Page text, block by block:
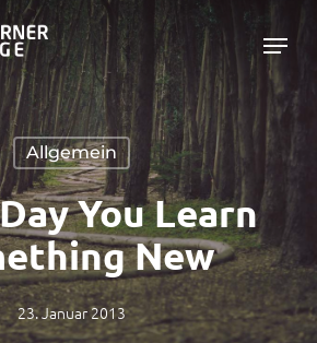
Menu
Allgemein
You Learn
New
23. Januar 2013
Close
Menu